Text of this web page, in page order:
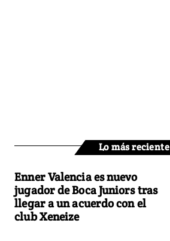
Lo más reciente
Enner Valencia es nuevo
jugador de Boca Juniors tras
llegar a un acuerdo con el
club Xeneize